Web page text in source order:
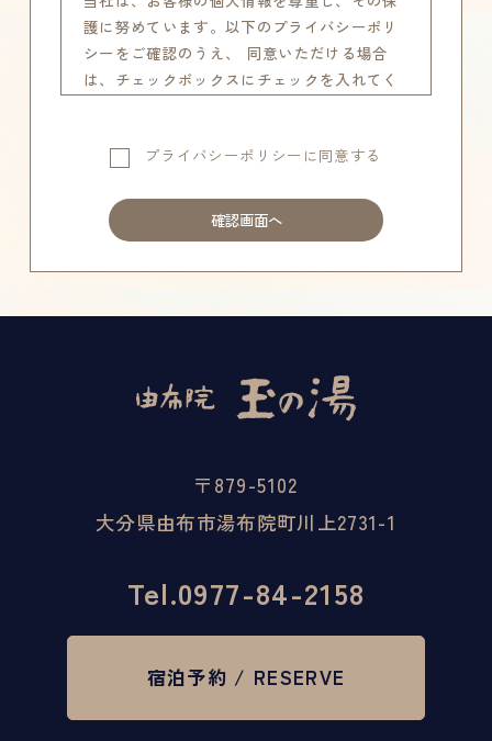
護に努めています。以下のプライバシーポリ
シーをご確認のうえ、 同意いただける場合
は、チェックボックスにチェックを入れてく
・サービス提供および改善
・お客様への連絡
2．個人情報の第三者提供
・適切なセキュリティ対策を講じ、不正アク
4．個人情報の開示、訂正、削除
・お客様のご要望に応じて、法令に従い対応
プライバシーポリシーに同意する
〒879-5102
大分県由布市湯布院町川上2731-1
Tel.0977-84-2158
宿泊予約 / RESERVE